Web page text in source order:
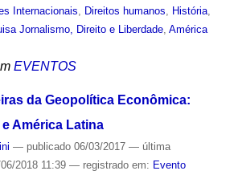
Internacionais Direitos humanos História,
Jornalismo, Direito e Liberdade, América
EVENTOS
da Geopolítica Econômica:
América Latina
— publicado06/03/2017 — última
2018 11:39 — registrado em: Evento